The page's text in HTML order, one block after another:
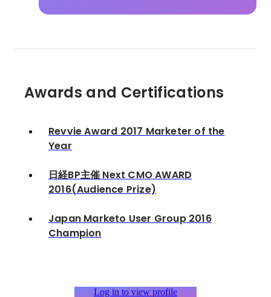
Awards and Certifications
Revvie Award 2017 Marketer of the
Year
日経BP主催 Next CMO AWARD
2016(Audience Prize)
Japan Marketo User Group 2016
Champion
Log in to view profile